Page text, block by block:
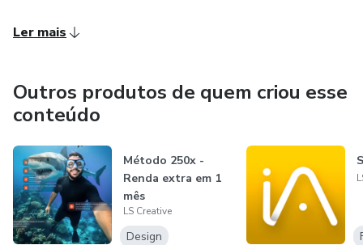
Ler mais
Outros produtos de quem criou esse
conteúdo
Método 250x -
Renda extra em 1
mês
LS Creative
Design